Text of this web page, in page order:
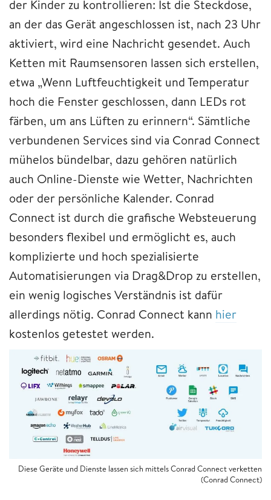
der Kinder zu kontrollieren: Ist die Steckdose,
an der das Gerät angeschlossen ist, nach 23 Uhr
aktiviert, wird eine Nachricht gesendet. Auch
Ketten mit Raumsensoren lassen sich erstellen,
etwa „Wenn Luftfeuchtigkeit und Temperatur
hoch die Fenster geschlossen, dann LEDs rot
färben, um ans Lüften zu erinnern“. Sämtliche
verbundenen Services sind via Conrad Connect
mühelos bündelbar, dazu gehören natürlich
auch Online-Dienste wie Wetter, Nachrichten
oder der persönliche Kalender. Conrad
Connect ist durch die grafische Websteuerung
besonders flexibel und ermöglicht es, auch
komplizierte und hoch spezialisierte
Automatisierungen via Drag&Drop zu erstellen,
ein wenig logisches Verständnis ist dafür
allerdings nötig. Conrad Connect kann hier
kostenlos getestet werden.
Diese Geräte und Dienste lassen sich mittels Conrad Connect verketten
(Conrad Connect)